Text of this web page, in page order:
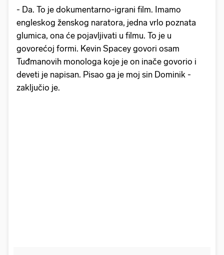
- Da. To je dokumentarno-igrani film. Imamo
engleskog ženskog naratora, jedna vrlo poznata
glumica, ona će pojavljivati u filmu. To je u
govorećoj formi. Kevin Spacey govori osam
Tuđmanovih monologa koje je on inače govorio i
deveti je napisan. Pisao ga je moj sin Dominik -
zaključio je.